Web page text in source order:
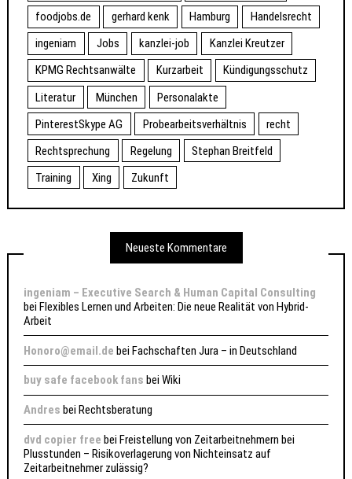
foodjobs.de
gerhard kenk Hamburg
Handelsrecht
ingeniam
Jobs kanzlei-job
Kanzlei Kreutzer
KPMG Rechtsanwälte
Kurzarbeit
Kündigungsschutz
Literatur
München
Personalakte
PinterestSkype AG
Probearbeitsverhältnis
recht
Rechtsprechung
Regelung
Stephan Breitfeld
Training
Xing Zukunft
Neueste Kommentare
ingeniam – Executive Search & Human Capital Consulting
beiFlexibles Lernen und Arbeiten: Die neue Realität von Hybrid-
Arbeit
Honoro@email.de beiFachschaften Jura – in Deutschland
buy safe facebook fans beiWiki
Andres beiRechtsberatung
dvd copier free beiFreistellung von Zeitarbeitnehmern bei
Plusstunden – Risikoverlagerung von Nichteinsatz auf
Zeitarbeitnehmer zulässig?